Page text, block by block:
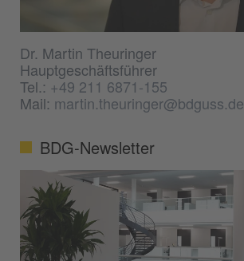
Dr. Martin Theuringer
Hauptgeschäftsführer
Tel.:+49 211 6871-155
Mail: martin.theuringer@bdguss.de
BDG-Newsletter